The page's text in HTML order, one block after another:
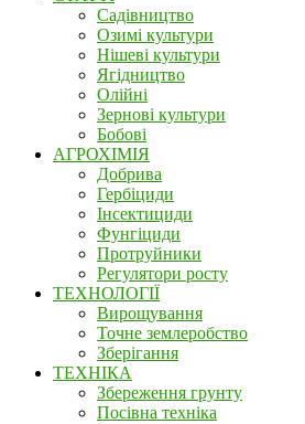
Садівництво
Озимі культури
Нішеві культури
Ягідництво
Олійні
Зернові культури
Бобові
АГРОХІМІЯ
Добрива
Гербіциди
Інсектициди
Фунгіциди
Протруйники
Регулятори росту
ТЕХНОЛОГІЇ
Вирощування
Точне землеробство
Зберігання
ТЕХНІКА
Збереження грунту
Посівна техніка